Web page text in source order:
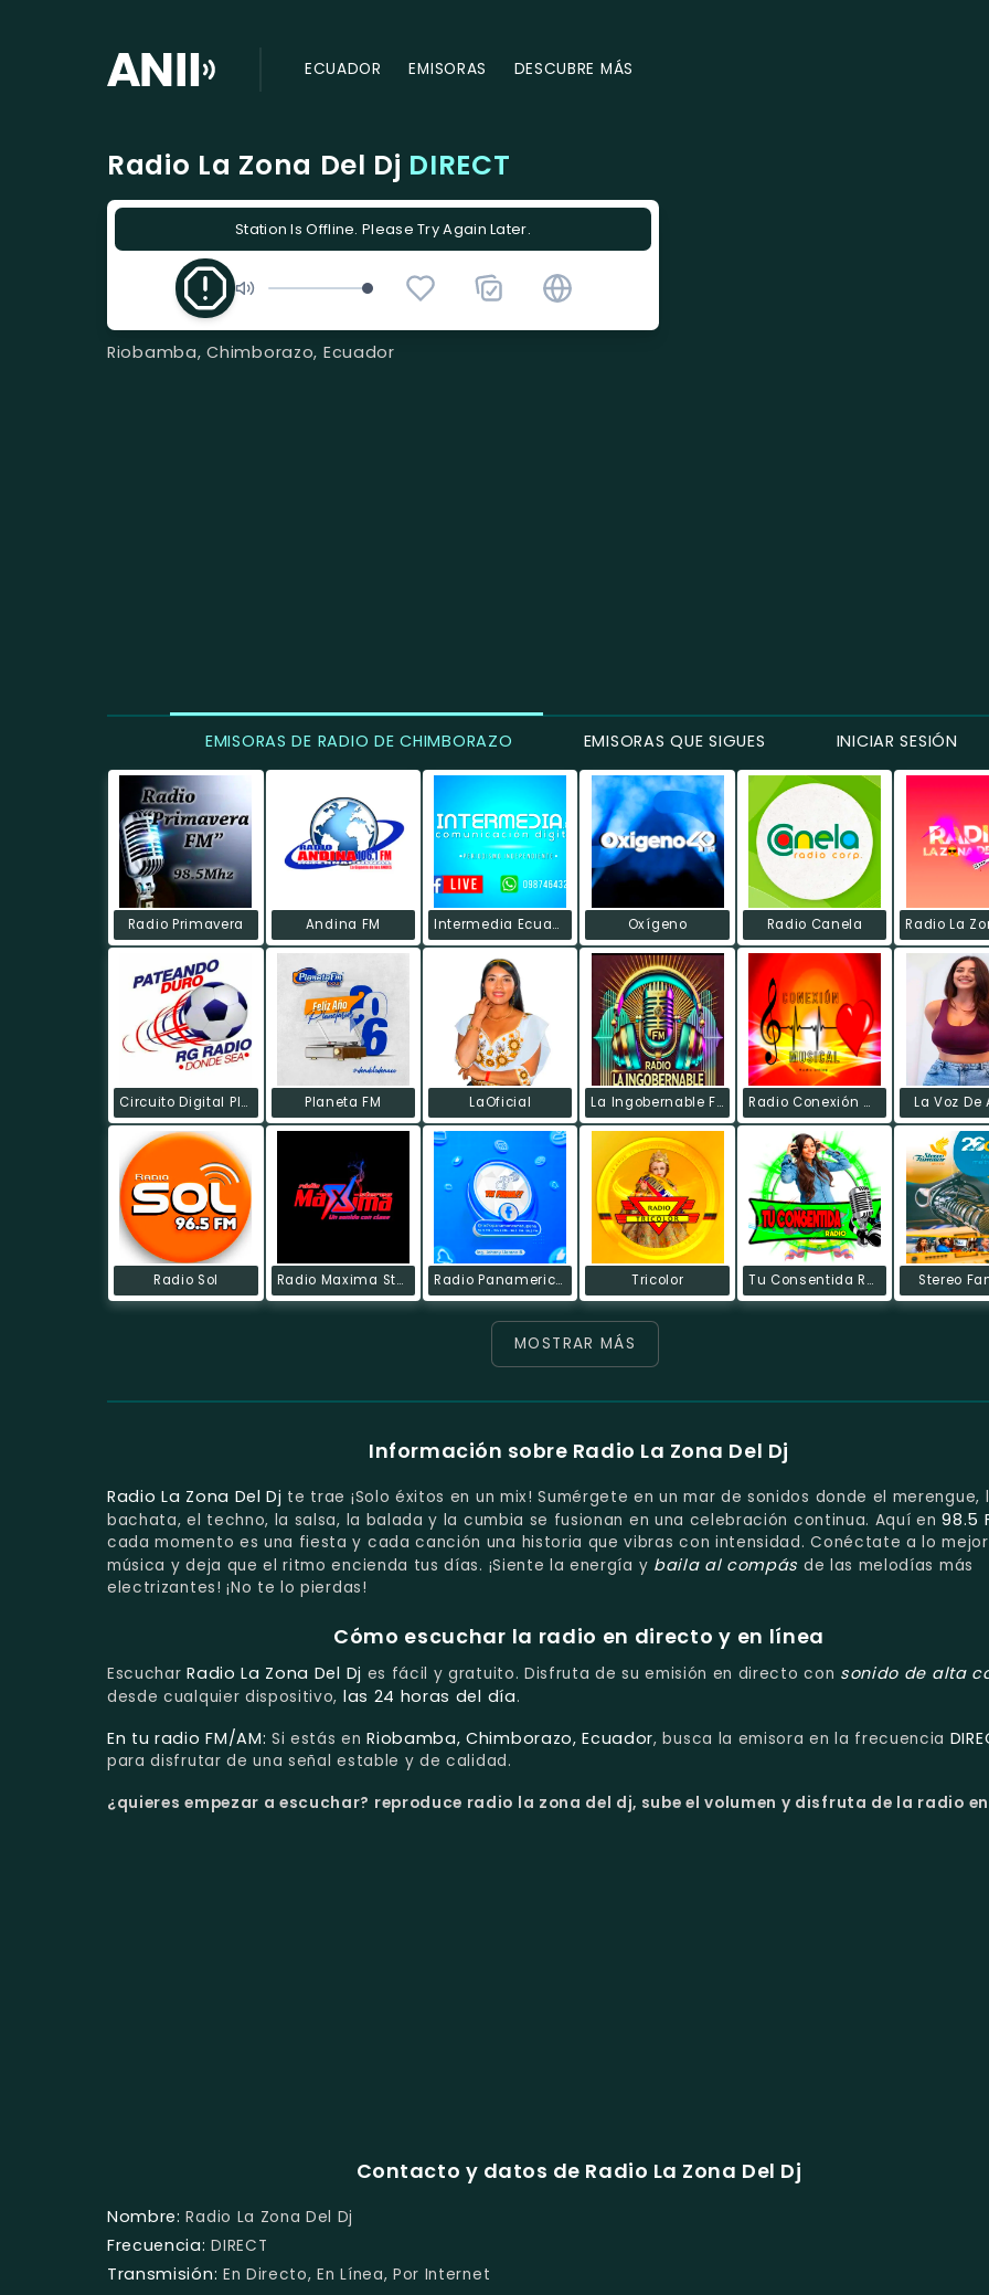
ECUADOR EMISORAS DESCUBRE MÁS
Radio La Zona Del Dj DIRECT
Station Is Offline. Please Try Again Later.
Riobamba, Chimborazo, Ecuador
EMISORAS DE RADIO DE CHIMBORAZO EMISORAS QUE SIGUES INICIAR SESIÓN
Radio Primavera Andina FM Intermedia Ecuadoradio Oxígeno Radio Canela
Circuito Digital Plus RG Planeta FM LaOficial La Ingobernable FM Radio Conexión Musical La Voz De
Radio Sol Radio Maxima Stereo Radio Panamericana Tricolor Tu Consentida Radio Riobamba - Ecuador Stereo
MOSTRAR MÁS
Información sobre Radio La Zona Del Dj
Radio La Zona Del Dj te trae ¡Solo éxitos en un mix! Sumérgete en un mar de sonidos donde el merengue,
bachata, el techno, la salsa, la balada y la cumbia se fusionan en una celebración continua. Aquí en98.5
cada momento es una fiesta y cada canción una historia que vibras con intensidad. Conéctate a lo
música y deja que el ritmo encienda tus días. ¡Siente la energía y baila al compás de las melodías más
electrizantes! ¡No te lo pierdas!
Cómo escuchar la radio en directo y en línea
EscucharRadio La Zona Del Dj es fácil y gratuito. Disfruta de su emisión en directo con sonido de alta
desde cualquier dispositivo, las 24 horas del día.
En tu radio FM/AM: Si estás enRiobamba, Chimborazo, Ecuador, busca la emisora en la frecuencia
para disfrutar de una señal estable y de calidad.
¿quieres empezar a escuchar? reproduce radio la zona del dj, sube el volumen y disfruta de la radio
Contacto y datos de Radio La Zona Del Dj
Nombre: Radio La Zona Del Dj
Frecuencia: DIRECT
Transmisión: En Directo, En Línea, Por Internet